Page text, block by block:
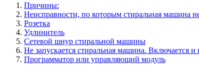
Причины:
Неисправности, по которым стиральная машина
Розетка
Удлинитель
Сетевой шнур стиральной машины
Не запускается стиральная машина. Включается
Программатор или управляющий модуль